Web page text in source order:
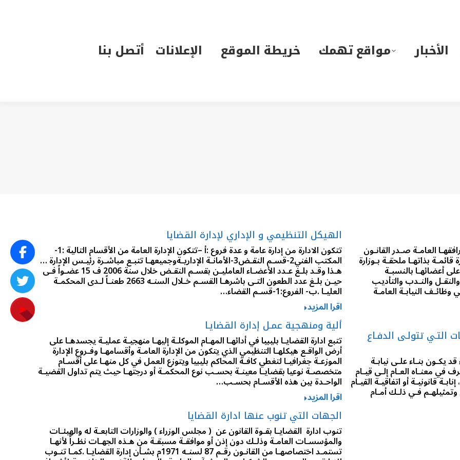
الأخبار مواقع تهمك خريطة الموقع الإعلانات أتصل بنا
الهيكل التنظيمي و الإداري لإدارة القضايا
تتكون الادارة من إدارة عامة و عدة فروع :أ –تتكون الإدارة العامة من الأقسام التالية :1-
المكتب الفني2-قسـم النقـض3-الأمانـة الإداريـةوجميعهـا تتبـع مباشـرة رئيـس الإدارة …
هـذا وقـد بلـغ عـدد الأعضـاء العامليـن بقسـم النقـض خلال سنة 2006 ف 15 عضـواً فـى
حيـن بلـغ عدد الطعون التـى باشرهـا القسـم خـلال السنـه 2663 طعنـاً لـدى المحكمـة
العليـا .ب- الفروع:1-قسـم القضاء…
اقرا المزيد
العامـة صـدر القانـون
إدارة قائمـة بذاتهـا ملحقـة بـوزارة
أعضائهـا بالنسبـة
والنـدب والتأديب
النيابـة العامـة
ألية ومنهجية عمـل إدارة القضايـا
تتبع ادارة القضايـا بليبيا في أدائهـا المهـام الموكلـة إليهـا منهجيـة عمليـة يجسدهـا على
أرض الواقـع هيكلهـا التنظيمي الذي يتكون من الإدارة العامـة وأقسامهـا وفـروع الإدارة
الموزعـة جغرافيـا لتغطي كافـة المحاكم بليبيا ويتوزع العمل في كل منهـا على أقسـام
متخصصـة نوعيا بقضايـا معينـة بحسـب نوع المحكمـة أو درجتهـا حيث يتم تداول القضيـة
الواحـدة بين هذه الأقسـام بحسـب…
اقرا المزيد
التـي تتولـى الدفـاع
يكـون بنـاء علـى نيابـة
في معنـاه العـام إلـى قيـام
قانونيـة أو اتفاقيـة القيـام
فـي ذلـك أمـام
الجهات التي تنوب عنها ادارة القضايا
تنوب ادارة القضايـا بقـوة القانون عن ( مجلس الوزراء ) والوزارات التابعـة له والهيئـات
والمؤسسـات العامـة وذلـك دون إذن أو موافقـة مسبقـة من هـذه الجهـات نظـراً لأنهـا
تستمـد اختصاصهـا من القانـون رقـم 87 لسنـه 1971م بشـأن إدارة القضايـا .كمـا تنـوب